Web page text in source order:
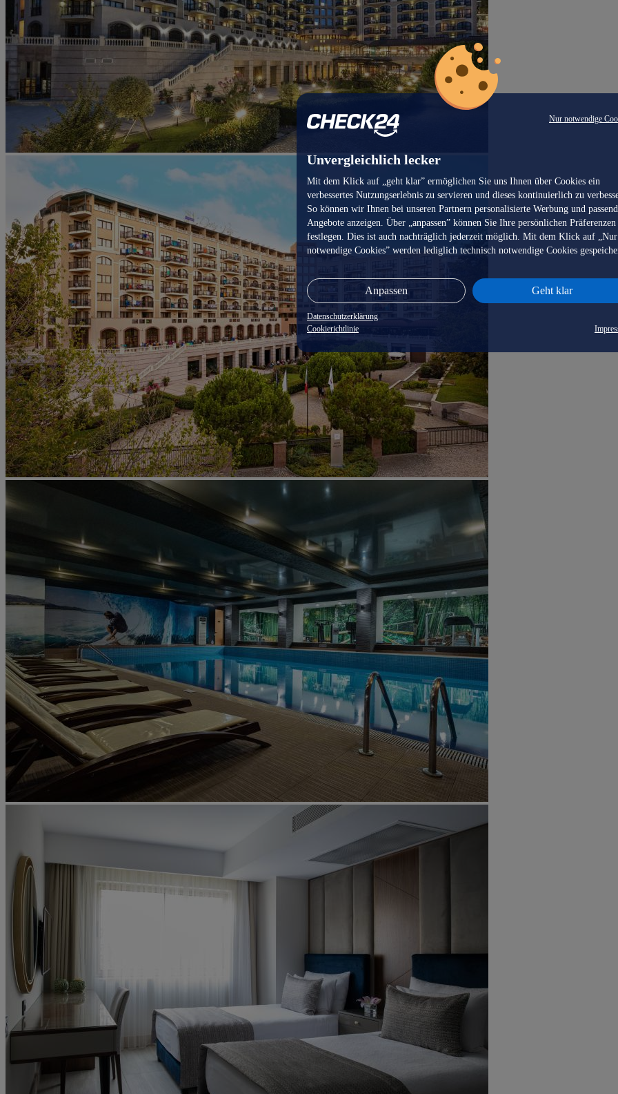
Nur notwendige
Unvergleichlich lecker
Mit dem Klick auf „geht klar” ermöglichen Sie uns Ihnen über Cookies ein
verbessertes Nutzungserlebnis zu servieren und dieses kontinuierlich zu
So können wir Ihnen bei unseren Partnern personalisierte Werbung und
Angebote anzeigen. Über „anpassen” können Sie Ihre persönlichen Präferenzen
festlegen. Dies ist auch nachträglich jederzeit möglich. Mit dem Klick auf „Nur
notwendige Cookies” werden lediglich technisch notwendige Cookies
Anpassen Geht klar
Datenschutzerklärung
Cookierichtlinie